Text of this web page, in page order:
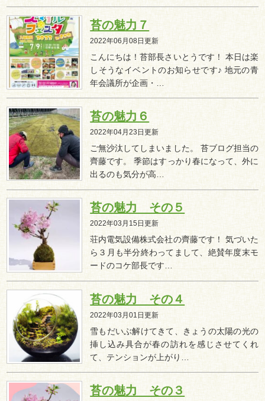
苔の魅力７
2022年06月08日更新
こんにちは！苔部長さいとうです！ 本日は楽
しそうなイベントのお知らせです♪ 地元の青
年会議所が企画・…
苔の魅力６
2022年04月23日更新
ご無沙汰してしまいました。 苔ブログ担当の
齊藤です。 季節はすっかり春になって、外に
出るのも気分が高…
苔の魅力 その５
2022年03月15日更新
荘内電気設備株式会社の齊藤です！ 気づいた
ら３月も半分終わってまして、絶賛年度末モ
ードのコケ部長です…
苔の魅力 その４
2022年03月01日更新
雪もだいぶ解けてきて、きょうの太陽の光の
挿し込み具合が春の訪れを感じさせてくれ
て、テンションが上がり…
苔の魅力 その３